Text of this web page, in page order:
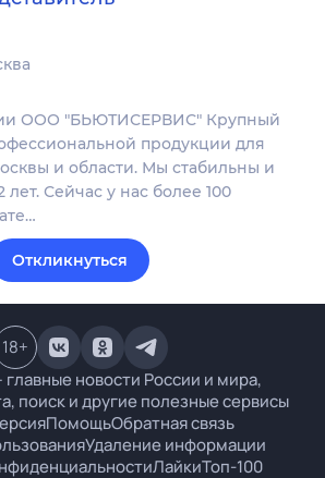
ООО "БЬЮТИСЕРВИС" Крупный
продукции для
и области. Мы стабильны и
лет. Сейчас у нас более 100
Откликнуться
новости России и мира,
поиск и другие полезные сервисы
ПомощьОбратная связь
Удаление информации
ЛайкиТоп-100
18+